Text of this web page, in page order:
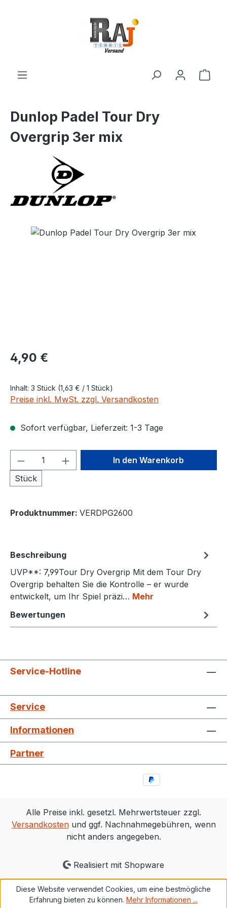
Dunlop Padel Tour Dry
Overgrip 3er mix
Bildergalerie überspringen
Regulärer Preis:
4,90 €
Inhalt: 3 Stück (1,63 € / 1 Stück)
Preise inkl. MwSt. zzgl. Versandkosten
Sofort verfügbar, Lieferzeit: 1-3 Tage
Produkt Anzahl: Gib den
Stück
In den Warenkorb
Produktnummer: VERDPG2600
Beschreibung
UVP**: 7,99Tour Dry Overgrip Mit dem Tour Dry
Overgrip behalten Sie die Kontrolle – er wurde
entwickelt, um Ihr Spiel präzi… Mehr
Bewertungen
Service-Hotline
Service
Informationen
Partner
Alle Preise inkl. gesetzl. Mehrwertsteuer zzgl.
Versandkostenund ggf. Nachnahmegebühren, wenn
nicht anders angegeben.
Realisiert mit Shopware
Diese Website verwendet Cookies, um eine bestmögliche
Erfahrung bieten zu können. Mehr Informationen ...